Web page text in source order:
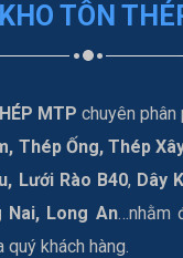
TÔN
MTP chuyên
Thép Ống, Thép
Lưới Rào B40, Dây
Nai, Long An…nhằm
quý khách hàng.